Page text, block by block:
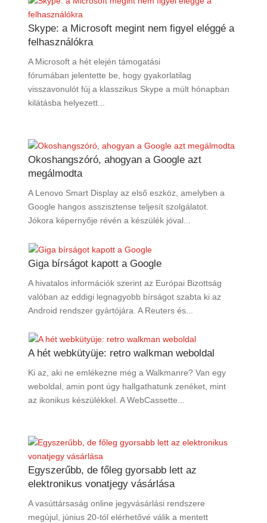
Skype: a Microsoft megint nem figyel eléggé a
felhasználókra
A Microsoft a hét elején támogatási
fórumában jelentette be, hogy gyakorlatilag
visszavonulót fúj a klasszikus Skype a múlt hónapban
kilátásba helyezett...
Okoshangszóró, ahogyan a Google azt
megálmodta
A Lenovo Smart Display az első eszköz, amelyben a
Google hangos asszisztense teljesít szolgálatot.
Jókora képernyője révén a készülék jóval...
Giga bírságot kapott a Google
A hivatalos információk szerint az Európai Bizottság
valóban az eddigi legnagyobb bírságot szabta ki az
Android rendszer gyártójára. A Reuters és...
A hét webkütyüje: retro walkman weboldal
Ki az, aki ne emlékezne még a Walkmanre? Van egy
weboldal, amin pont úgy hallgathatunk zenéket, mint
az ikonikus készülékkel. A WebCassette...
Egyszerűbb, de főleg gyorsabb lett az
elektronikus vonatjegy vásárlása
A vasúttársaság online jegyvásárlási rendszere
megújul, június 20-tól elérhetővé válik a mentett